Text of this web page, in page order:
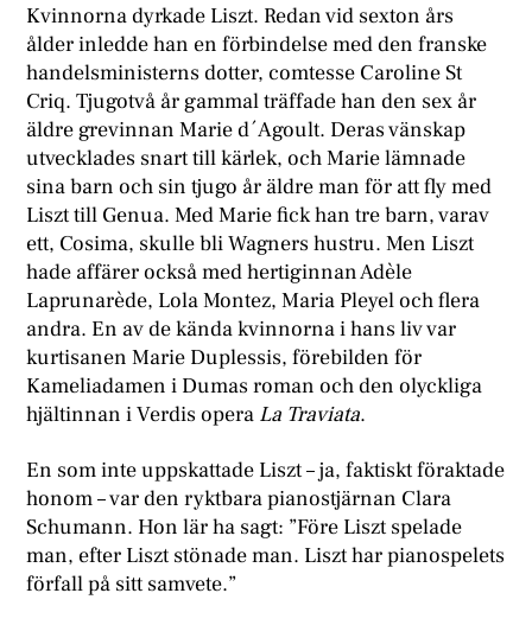
Kvinnorna dyrkade Liszt. Redan vid sexton års
ålder inledde han en förbindelse med den franske
handelsministerns dotter, comtesse Caroline St
Criq. Tjugotvå år gammal träffade han den sex år
äldre grevinnan Marie d´Agoult. Deras vänskap
utvecklades snart till kärlek, och Marie lämnade
sina barn och sin tjugo år äldre man för att fly med
Liszt till Genua. Med Marie fick han tre barn, varav
ett, Cosima, skulle bli Wagners hustru. Men Liszt
hade affärer också med hertiginnan Adèle
Laprunarède, Lola Montez, Maria Pleyel och flera
andra. En av de kända kvinnorna i hans liv var
kurtisanen Marie Duplessis, förebilden för
Kameliadamen i Dumas roman och den olyckliga
hjältinnan i Verdis opera La Traviata.
En som inte uppskattade Liszt – ja, faktiskt föraktade
honom – var den ryktbara pianostjärnan Clara
Schumann. Hon lär ha sagt: ”Före Liszt spelade
man, efter Liszt stönade man. Liszt har pianospelets
förfall på sitt samvete.”